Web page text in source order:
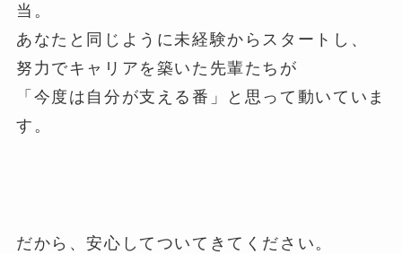
当。
あなたと同じように未経験からスタートし、
努力でキャリアを築いた先輩たちが
「今度は自分が支える番」と思って動いていま
す。
だから、安心してついてきてください。